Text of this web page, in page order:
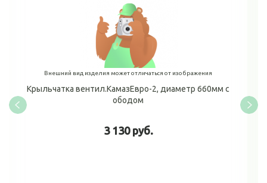
Внешний вид изделия может отличаться от изображения
Крыльчатка вентил.КамазЕвро-2, диаметр 660мм с
ободом
3 130 руб.